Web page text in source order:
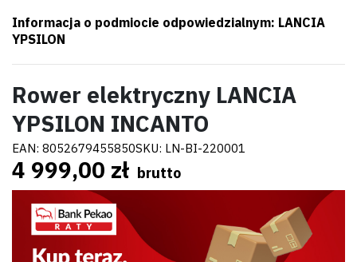
Informacja o podmiocie odpowiedzialnym: LANCIA
YPSILON
Rower elektryczny LANCIA
YPSILON INCANTO
EAN: 8052679455850SKU: LN-BI-220001
4 999,00 zł brutto